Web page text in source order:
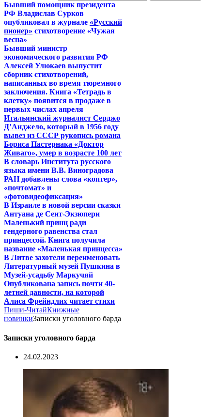
Бывший помощник президента
РФ Владислав Сурков
опубликовал в журнале «Русский
пионер» стихотворение «Чужая
весна»
Бывший министр
экономического развития РФ
Алексей Улюкаев выпустит
сборник стихотворений,
написанных во время тюремного
заключения. Книга «Тетрадь в
клетку» появится в продаже в
первых числах апреля
Итальянский журналист Серджо
Д’Анджело, который в 1956 году
вывез из СССР рукопись романа
Бориса Пастернака «Доктор
Живаго», умер в возрасте 100 лет
В словарь Института русского
языка имени В.В. Виноградова
РАН добавлены слова «коптер»,
«почтомат» и
«фотовидеофиксация»
В Израиле в новой версии сказки
Антуана де Сент-Экзюпери
Маленький принц ради
гендерного равенства стал
принцессой. Книга получила
название «Маленькая принцесса»
В Литве захотели переименовать
Литературный музей Пушкина в
Музей-усадьбу Маркучяй
Опубликована запись почти 40-
летней давности, на которой
Алиса Фрейндлих читает стихи
Пиши-ЧитайКнижные
новинкиЗаписки уголовного барда
Записки уголовного барда
24.02.2023